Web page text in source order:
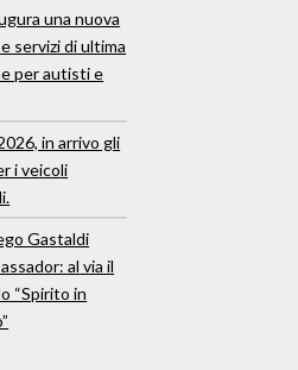
una nuova
servizi di ultima
per autisti e
in arrivo gli
i veicoli
Gastaldi
al via il
“Spirito in